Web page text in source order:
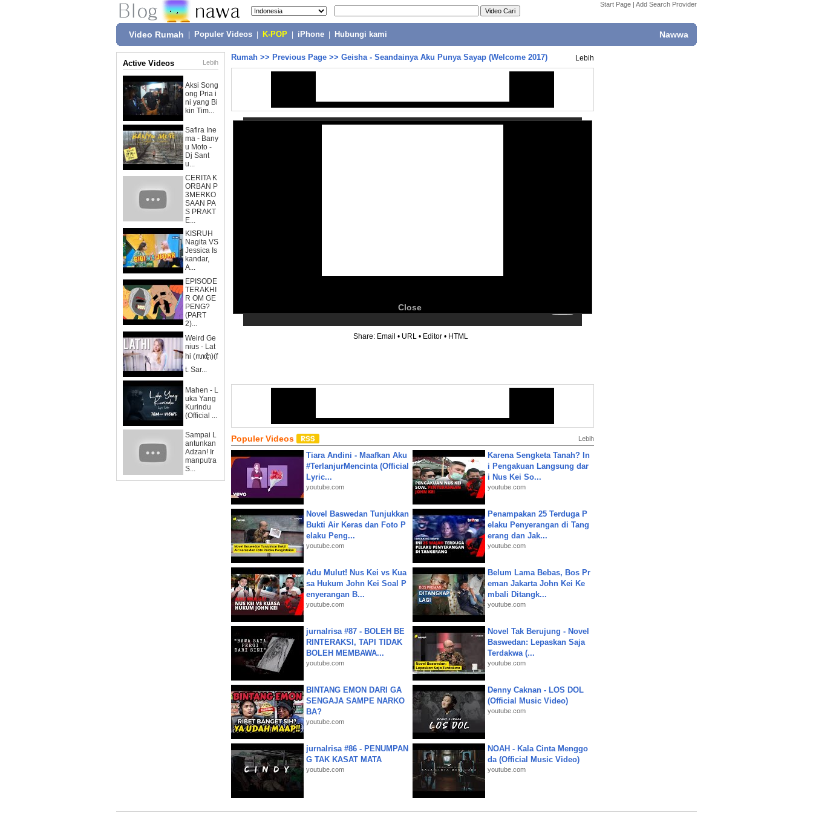
Start Page | Add Search Provider
Video Rumah Populer Videos K-POP iPhone Hubungi kami Nawwa
Active Videos Lebih
Aksi Song
ong Pria i
ni yang Bi
kin Tim...
Safira Ine
ma - Bany
u Moto -
Dj Sant
u...
CERITA K
ORBAN P
3MERKO
SAAN PA
S PRAKT
E...
KISRUH
Nagita VS
Jessica Is
kandar,
A...
EPISODE
TERAKHI
R OM GE
PENG?
(PART
2)...
Weird Ge
nius - Lat
hi (ꦭꦛꦶ)(f
t. Sar...
Mahen - L
uka Yang
Kurindu
(Official ...
Sampai L
antunkan
Adzan! Ir
manputra
S...
Rumah >> Previous Page >> Geisha - Seandainya Aku Punya Sayap (Welcome 2017) Lebih
Close
Share: Email • URL • Editor • HTML
Populer Videos Lebih
Tiara Andini - Maafkan Aku
#TerlanjurMencinta (Official
Lyric...
youtube.com
Karena Sengketa Tanah? In
i Pengakuan Langsung dar
i Nus Kei So...
youtube.com
Novel Baswedan Tunjukkan
Bukti Air Keras dan Foto P
elaku Peng...
youtube.com
Penampakan 25 Terduga P
elaku Penyerangan di Tang
erang dan Jak...
youtube.com
Adu Mulut! Nus Kei vs Kua
sa Hukum John Kei Soal P
enyerangan B...
youtube.com
Belum Lama Bebas, Bos Pr
eman Jakarta John Kei Ke
mbali Ditangk...
youtube.com
jurnalrisa #87 - BOLEH BE
RINTERAKSI, TAPI TIDAK
BOLEH MEMBAWA...
youtube.com
Novel Tak Berujung - Novel
Baswedan: Lepaskan Saja
Terdakwa (...
youtube.com
BINTANG EMON DARI GA
SENGAJA SAMPE NARKO
BA?
youtube.com
Denny Caknan - LOS DOL
(Official Music Video)
youtube.com
jurnalrisa #86 - PENUMPAN
G TAK KASAT MATA
youtube.com
NOAH - Kala Cinta Menggo
da (Official Music Video)
youtube.com